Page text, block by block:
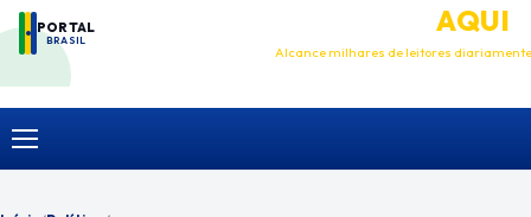
PORTAL
BRASIL
ANUNCIEAQUI
Alcance milhares de leitores diariamente
Menu